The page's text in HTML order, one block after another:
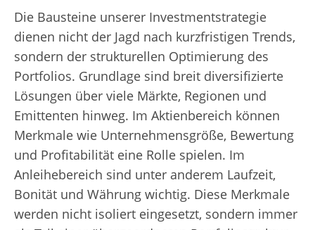
Die Bausteine unserer Investmentstrategie
dienen nicht der Jagd nach kurzfristigen Trends,
sondern der strukturellen Optimierung des
Portfolios. Grundlage sind breit diversifizierte
Lösungen über viele Märkte, Regionen und
Emittenten hinweg. Im Aktienbereich können
Merkmale wie Unternehmensgröße, Bewertung
und Profitabilität eine Rolle spielen. Im
Anleihebereich sind unter anderem Laufzeit,
Bonität und Währung wichtig. Diese Merkmale
werden nicht isoliert eingesetzt, sondern immer